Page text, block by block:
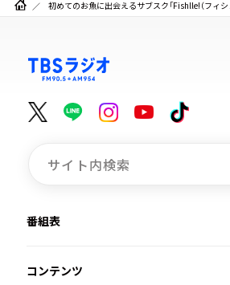
初めてのお魚に出会えるサブスク「Fishlle!（フィシ
番組表
コンテンツ